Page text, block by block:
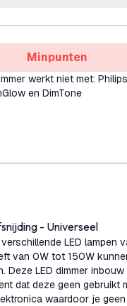
Minpunten
werkt niet met:
en DimTone
- Universeel
LED lampen
van 0W tot 150W
Deze LED dimmer inbouw
dat deze geen gebruikt
waardoor je